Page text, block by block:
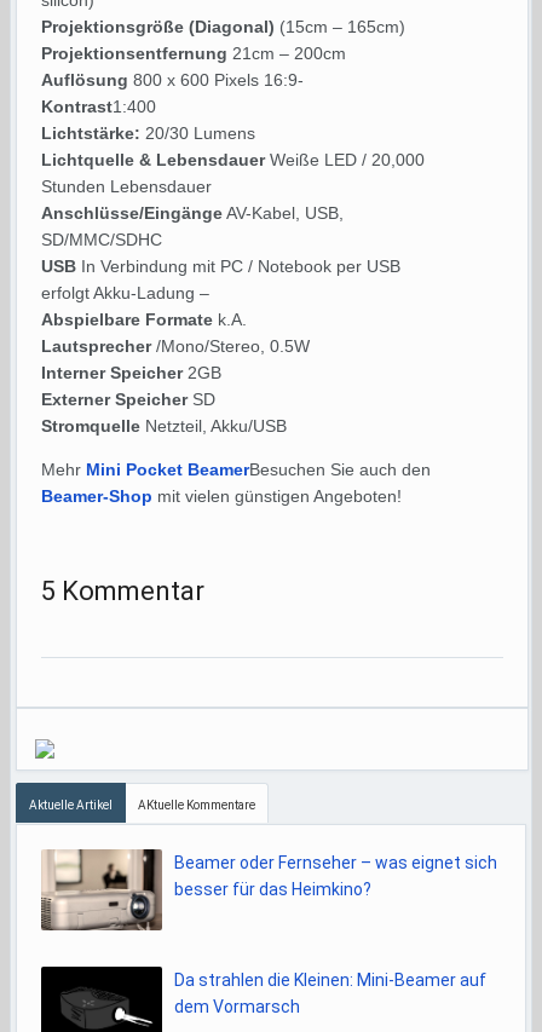
Projektionsgröße (Diagonal) (15cm – 165cm)
Projektionsentfernung 21cm – 200cm
Auflösung 800 x 600 Pixels 16:9-
Kontrast1:400
Lichtstärke: 20/30 Lumens
Lichtquelle & LebensdauerWeiße LED / 20,000
Stunden Lebensdauer
Anschlüsse/EingängeAV-Kabel, USB,
SD/MMC/SDHC
USB In Verbindung mit PC / Notebook per USB
erfolgt Akku-Ladung –
Abspielbare Formate k.A.
Lautsprecher/Mono/Stereo, 0.5W
Interner Speicher2GB
Externer SpeicherSD
Stromquelle Netzteil, Akku/USB
Mehr Mini Pocket BeamerBesuchen Sie auch den
Beamer-Shop mit vielen günstigen Angeboten!
5 Kommentar
Aktuelle Artikel AKtuelle Kommentare
Beamer oder Fernseher – was eignet sich
besser für das Heimkino?
Da strahlen die Kleinen: Mini-Beamer auf
dem Vormarsch